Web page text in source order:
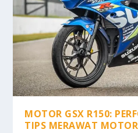
MOTOR GSX R150:
TIPS MERAWAT